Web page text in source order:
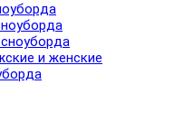
и женские